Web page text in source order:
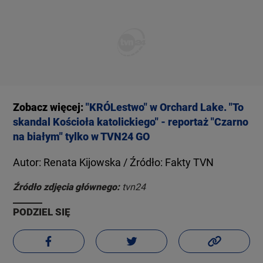
Zobacz więcej:"KRÓLestwo" w Orchard Lake. "To
skandal Kościoła katolickiego" - reportaż "Czarno
na białym" tylko w TVN24 GO
Autor: Renata Kijowska / Źródło: Fakty TVN
Źródło zdjęcia głównego: tvn24
PODZIEL SIĘ